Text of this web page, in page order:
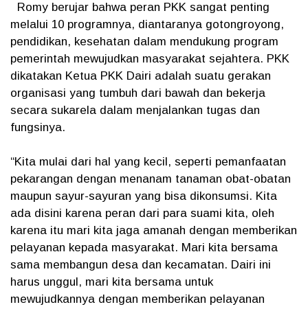
Romy berujar bahwa peran PKK sangat penting
melalui 10 programnya, diantaranya gotongroyong,
pendidikan, kesehatan dalam mendukung program
pemerintah mewujudkan masyarakat sejahtera. PKK
dikatakan Ketua PKK Dairi adalah suatu gerakan
organisasi yang tumbuh dari bawah dan bekerja
secara sukarela dalam menjalankan tugas dan
fungsinya.
“Kita mulai dari hal yang kecil, seperti pemanfaatan
pekarangan dengan menanam tanaman obat-obatan
maupun sayur-sayuran yang bisa dikonsumsi. Kita
ada disini karena peran dari para suami kita, oleh
karena itu mari kita jaga amanah dengan memberikan
pelayanan kepada masyarakat. Mari kita bersama
sama membangun desa dan kecamatan. Dairi ini
harus unggul, mari kita bersama untuk
mewujudkannya dengan memberikan pelayanan